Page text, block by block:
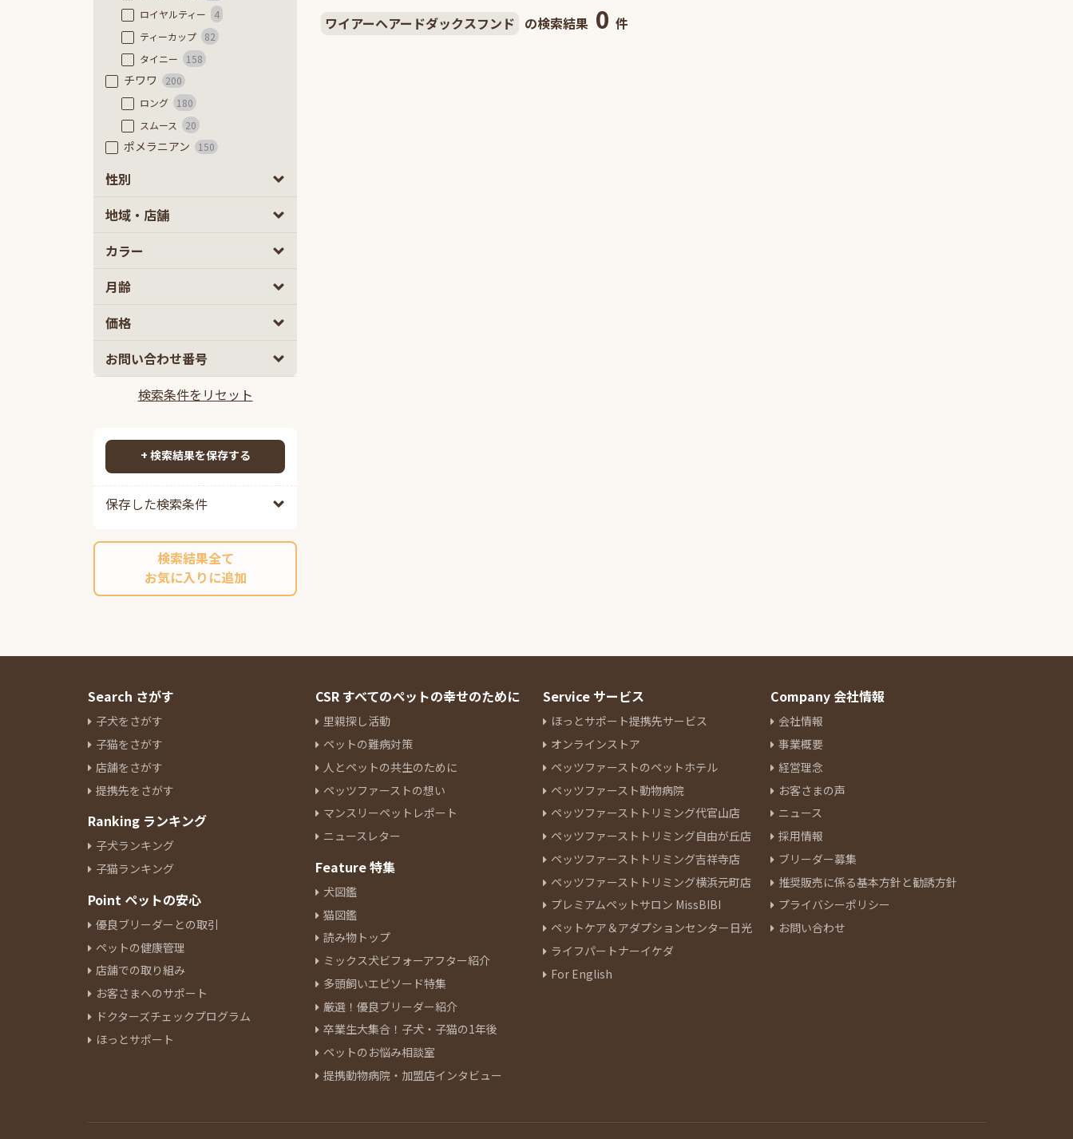
ロイヤルティー
4
ティーカップ
82
タイニー
158
チワワ
200
ロング
180
スムース
20
ポメラニアン 150
フレンチブルドッグ（フラッフ
豆柴
ミニチュアダックスフンド 53
ミックス 904
ポメチワ 88
チワックス 97
ペキプー 38
ポンスキーミックス
その他ミックス
216
ボストンテリア
キャバリアキングチャールズス
パニエル
ラブラドールレトリーバー
パピヨン
イタリアングレーハウンド
ペキニーズ 24
ジャックラッセルテリア
ミニチュアピンシャー
ウェルシュコーギーペンブロー
ク 10
ボーダーコリー
ブルドッグ
ビーグル 5
ビションフリーゼ 17
ボロンカ・ツヴェトナ
チャイニーズクレステッドドッ
性別
男の子 0
地域・店舗
カラー
月齢
2 5
2ヵ月 5ヵ月以上
価格
10 100
100万円以上
お問い合わせ番号
検索する
検索条件をリセット
+ 検索結果を保存する
保存した検索条件
検索結果全て
お気に入りに追加
ワイアーヘアードダックスフンド の検索結果 0 件
Search さがす
子犬をさがす
子猫をさがす
店舗をさがす
提携先をさがす
Ranking ランキング
子犬ランキング
子猫ランキング
Point ペットの安心
優良ブリーダーとの取引
ペットの健康管理
店舗での取り組み
お客さまへのサポート
ドクターズチェックプログラム
ほっとサポート
CSR すべてのペットの幸せのために
里親探し活動
ペットの難病対策
人とペットの共生のために
ペッツファーストの想い
マンスリーペットレポート
ニュースレター
Feature 特集
犬図鑑
猫図鑑
読み物トップ
ミックス犬ビフォーアフター紹介
多頭飼いエピソード特集
厳選！優良ブリーダー紹介
卒業生大集合！子犬・子猫の1年後
ペットのお悩み相談室
提携動物病院・加盟店インタビュー
Service サービス
ほっとサポート提携先サービス
オンラインストア
ペッツファーストのペットホテル
ペッツファースト動物病院
ペッツファーストトリミング代官山店
ペッツファーストトリミング自由が丘店
ペッツファーストトリミング吉祥寺店
ペッツファーストトリミング横浜元町店
プレミアムペットサロン MissBIBI
ペットケア＆アダプションセンター日光
ライフパートナーイケダ
For English
Company 会社情報
会社情報
事業概要
経営理念
お客さまの声
ニュース
採用情報
ブリーダー募集
推奨販売に係る基本方針と勧誘方針
プライバシーポリシー
お問い合わせ